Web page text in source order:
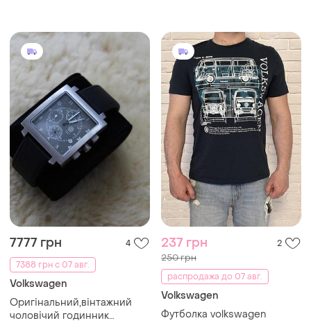
7777 грн
4
7388 грн с 07 авг.
Volkswagen
Оригінальний,вінтажний
чоловічий годинник
237 грн 2
250 грн
распродажа до 07 авг.
Volkswagen
Футболка volkswagen